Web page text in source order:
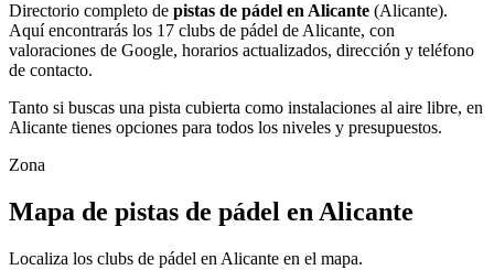
Directorio completo de pistas de pádel en Alicante (Alicante).
Aquí encontrarás los 17 clubs de pádel de Alicante, con
valoraciones de Google, horarios actualizados, dirección y teléfono
de contacto.
Tanto si buscas una pista cubierta como instalaciones al aire libre, en
Alicante tienes opciones para todos los niveles y presupuestos.
Zona
Mapa de pistas de pádel en Alicante
Localiza los clubs de pádel en Alicante en el mapa.